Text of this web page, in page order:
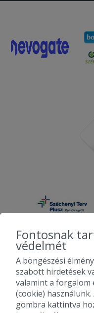
2010-2026
Pizza, gyros, hamburger,
Fontosnak
védelmét
A böngészési
szabott hirdetések
valamint a forgalom
(cookie)
gombra kattintva